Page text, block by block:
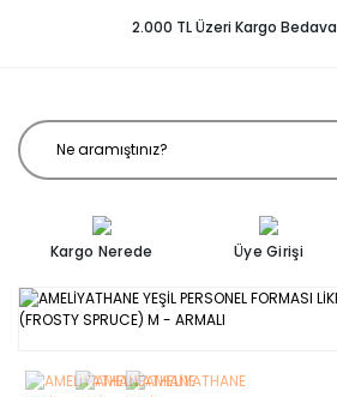
2.000 TL Üzeri Kargo Bedava
Kargo Nerede Üye Girişi